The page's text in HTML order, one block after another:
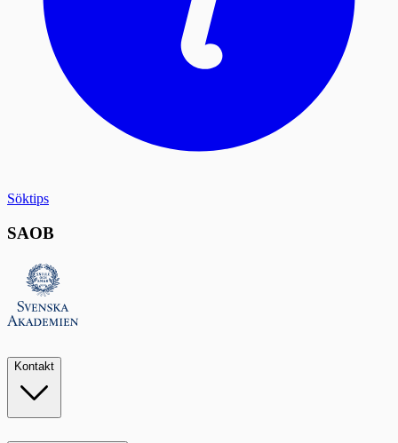
Söktips
SAOB
Kontakt